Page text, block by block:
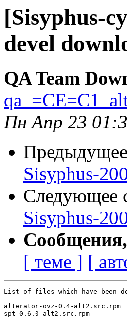
[Sisyphus-
devel
QA Team
Пн Апр 23
Sisyphus-
Следующее
Sisyphus-
[ теме ] [
List of files which have been
alterator-ovz-0.4-alt2.src.rpm
spt-0.6.0-alt2.src.rpm